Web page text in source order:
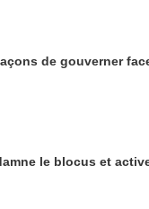
de gouverner
le blocus et